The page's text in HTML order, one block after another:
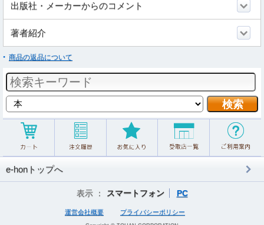
出版社・メーカーからのコメント
著者紹介
商品の返品について
e-honトップへ
表示 ： スマートフォン PC
運営会社概要 プライバシーポリシー